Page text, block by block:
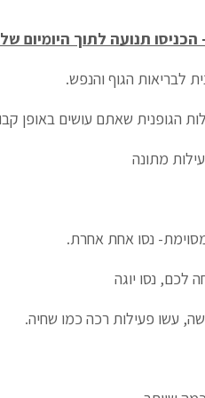
לבריאות הגוף והנפש.
הגופנית שאתם עושים באופן
נסו אחת אחרת.
לכם, נסו יוגה
עשו פעילות רכה כמו שחיה.